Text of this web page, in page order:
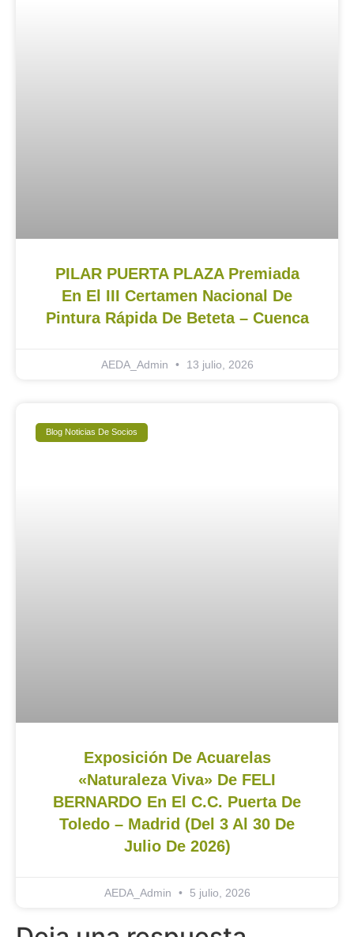
PILAR PUERTA PLAZA Premiada
En El III Certamen Nacional De
Pintura Rápida De Beteta – Cuenca
AEDA_Admin 13 julio, 2026
Blog Noticias De Socios
Exposición De Acuarelas
«Naturaleza Viva» De FELI
BERNARDO En El C.C. Puerta De
Toledo – Madrid (del 3 Al 30 De
Julio De 2026)
AEDA_Admin 5 julio, 2026